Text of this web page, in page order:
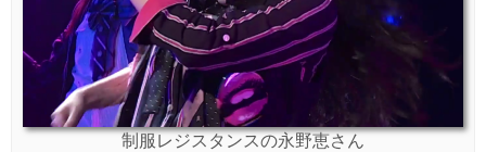
制服レジスタンスの永野恵さん